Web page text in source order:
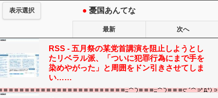
表示選択 ● 憂国あんてな
最新 次へ
RSS - 五月祭の某党首講演を阻止しようとし
たリベラル派、「ついに犯罪行為にまで手を
染めやがった」と周囲をドン引きさせてしま
い……